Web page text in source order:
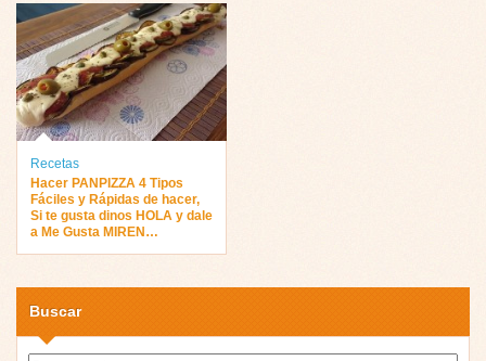
Recetas
Hacer PANPIZZA 4 Tipos
Fáciles y Rápidas de hacer,
Si te gusta dinos HOLA y dale
a Me Gusta MIREN…
Buscar